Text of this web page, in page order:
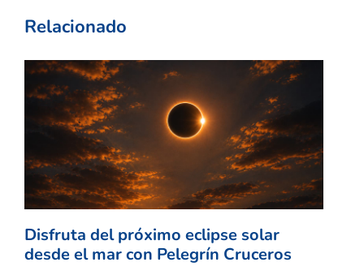
Relacionado
Disfruta del próximo eclipse solar
desde el mar con Pelegrín Cruceros